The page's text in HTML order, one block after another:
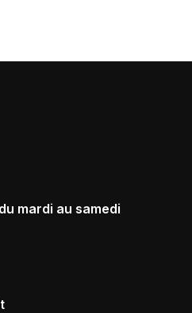
mardi au samedi